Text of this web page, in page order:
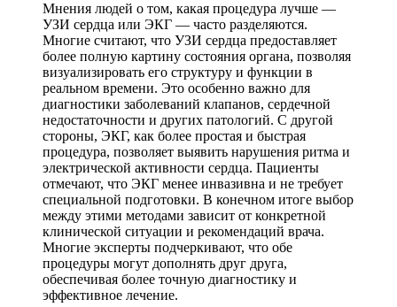
Мнения людей о том, какая процедура лучше —
УЗИ сердца или ЭКГ — часто разделяются.
Многие считают, что УЗИ сердца предоставляет
более полную картину состояния органа, позволяя
визуализировать его структуру и функции в
реальном времени. Это особенно важно для
диагностики заболеваний клапанов, сердечной
недостаточности и других патологий. С другой
стороны, ЭКГ, как более простая и быстрая
процедура, позволяет выявить нарушения ритма и
электрической активности сердца. Пациенты
отмечают, что ЭКГ менее инвазивна и не требует
специальной подготовки. В конечном итоге выбор
между этими методами зависит от конкретной
клинической ситуации и рекомендаций врача.
Многие эксперты подчеркивают, что обе
процедуры могут дополнять друг друга,
обеспечивая более точную диагностику и
эффективное лечение.